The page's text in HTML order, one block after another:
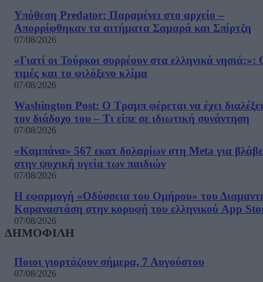
Υπόθεση Predator: Παραμένει στο αρχείο –
Απορρίφθηκαν τα αιτήματα Σαμαρά και Σπίρτζη
07/08/2026
«Γιατί οι Τούρκοι συρρέουν στα ελληνικά νησιά;»:
τιμές και το φιλόξενο κλίμα
07/08/2026
Washington Post: Ο Τραμπ φέρεται να έχει διαλέξει
τον διάδοχο του – Τι είπε σε ιδιωτική συνάντηση
07/08/2026
«Καμπάνα» 567 εκατ δολαρίων στη Meta για
στην ψυχική υγεία των παιδιών
07/08/2026
Η εφαρμογή «Οδύσσεια του Ομήρου» του
Καραναστάση στην κορυφή του ελληνικού App
07/08/2026
ΔΗΜΟΦΙΛΗ
Ποιοι γιορτάζουν σήμερα, 7 Αυγούστου
07/08/2026